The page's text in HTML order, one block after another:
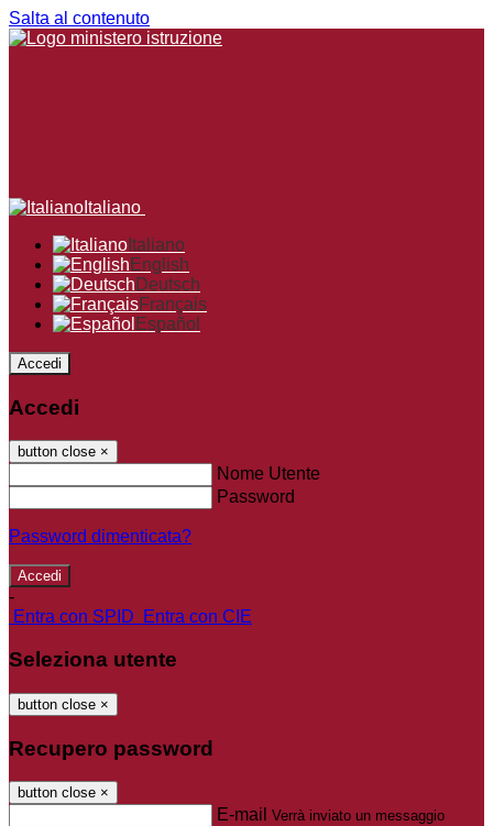
Salta al contenuto
Italiano
Italiano
English
Deutsch
Français
Español
Accedi
Accedi
button close ×
Nome Utente
Password
Password dimenticata?
-
Entra con SPID
Entra con CIE
Seleziona utente
button close ×
Recupero password
button close ×
E-mail Verrà inviato un messaggio